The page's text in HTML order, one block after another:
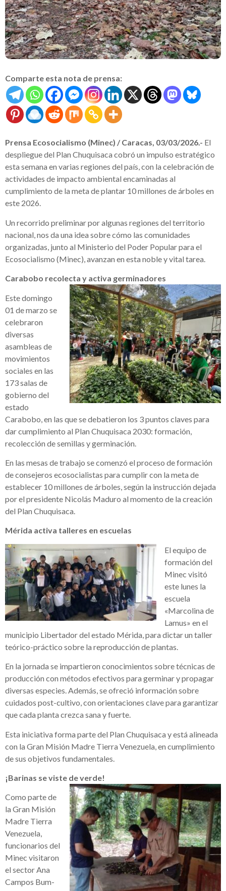
Comparte esta nota de prensa:
Prensa Ecosocialismo (Minec) / Caracas, 03/03/2026.- El
despliegue del Plan Chuquisaca cobró un impulso estratégico
esta semana en varias regiones del país, con la celebración de
actividades de impacto ambiental encaminadas al
cumplimiento de la meta de plantar 10 millones de árboles en
este 2026.
Un recorrido preliminar por algunas regiones del territorio
nacional, nos da una idea sobre cómo las comunidades
organizadas, junto al Ministerio del Poder Popular para el
Ecosocialismo (Minec), avanzan en esta noble y vital tarea.
Carabobo recolecta y activa germinadores
Este domingo
01 de marzo se
celebraron
diversas
asambleas de
movimientos
sociales en las
173 salas de
gobierno del
estado
Carabobo, en las que se debatieron los 3 puntos claves para
dar cumplimiento al Plan Chuquisaca 2030: formación,
recolección de semillas y germinación.
En las mesas de trabajo se comenzó el proceso de formación
de consejeros ecosocialistas para cumplir con la meta de
establecer 10 millones de árboles, según la instrucción dejada
por el presidente Nicolás Maduro al momento de la creación
del Plan Chuquisaca.
Mérida activa talleres en escuelas
El equipo de
formación del
Minec visitó
este lunes la
escuela
«Marcolina de
Lamus» en el
municipio Libertador del estado Mérida, para dictar un taller
teórico-práctico sobre la reproducción de plantas.
En la jornada se impartieron conocimientos sobre técnicas de
producción con métodos efectivos para germinar y propagar
diversas especies. Además, se ofreció información sobre
cuidados post-cultivo, con orientaciones clave para garantizar
que cada planta crezca sana y fuerte.
Esta iniciativa forma parte del Plan Chuquisaca y está alineada
con la Gran Misión Madre Tierra Venezuela, en cumplimiento
de sus objetivos fundamentales.
¡Barinas se viste de verde!
Como parte de
la Gran Misión
Madre Tierra
Venezuela,
funcionarios del
Minec visitaron
el sector Ana
Campos Bum-